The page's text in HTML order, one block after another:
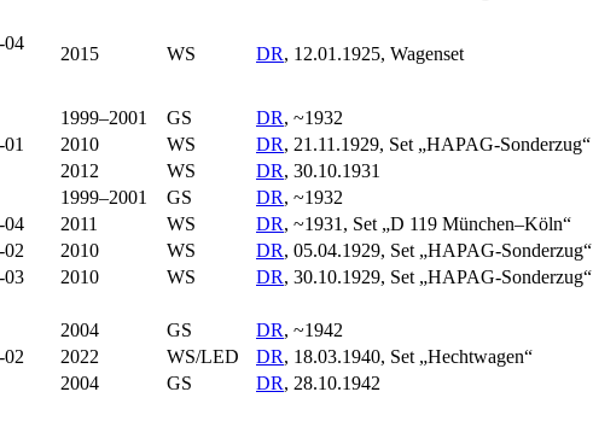
04
2015 WS DR, 12.01.1925, Wagen­set
1999–2001 GS DR, ~1932
2010 WS DR, 21.11.1929, Set „HAPAG-Sonderzug“
2012 WS DR, 30.10.1931
1999–2001 GS DR, ~1932
04 2011 WS DR, ~1931, Set „D 119 München–Köln“
02 2010 WS DR, 05.04.1929, Set „HAPAG-Sonderzug“
03 2010 WS DR, 30.10.1929, Set „HAPAG-Sonderzug“
2004 GS DR, ~1942
02 2022 WS/LED DR, 18.03.1940, Set „Hechtwagen“
2004 GS DR, 28.10.1942